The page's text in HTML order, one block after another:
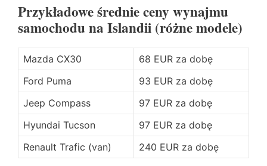
Przykładowe średnie ceny wynajmu
samochodu na Islandii (różne modele)
Mazda CX30
68 EUR za dobę
Ford Puma
93 EUR za dobę
Jeep Compass
97 EUR za dobę
Hyundai Tucson
97 EUR za dobę
Renault Trafic (van)
240 EUR za dobę